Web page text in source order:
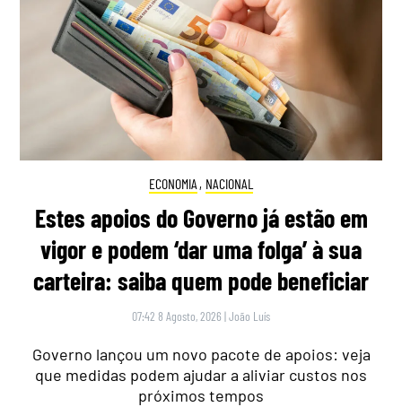
ECONOMIA , NACIONAL
Estes apoios do Governo já estão em
vigor e podem ‘dar uma folga’ à sua
carteira: saiba quem pode beneficiar
07:42 8 Agosto, 2026 |João Luís
Governo lançou um novo pacote de apoios: veja
que medidas podem ajudar a aliviar custos nos
próximos tempos